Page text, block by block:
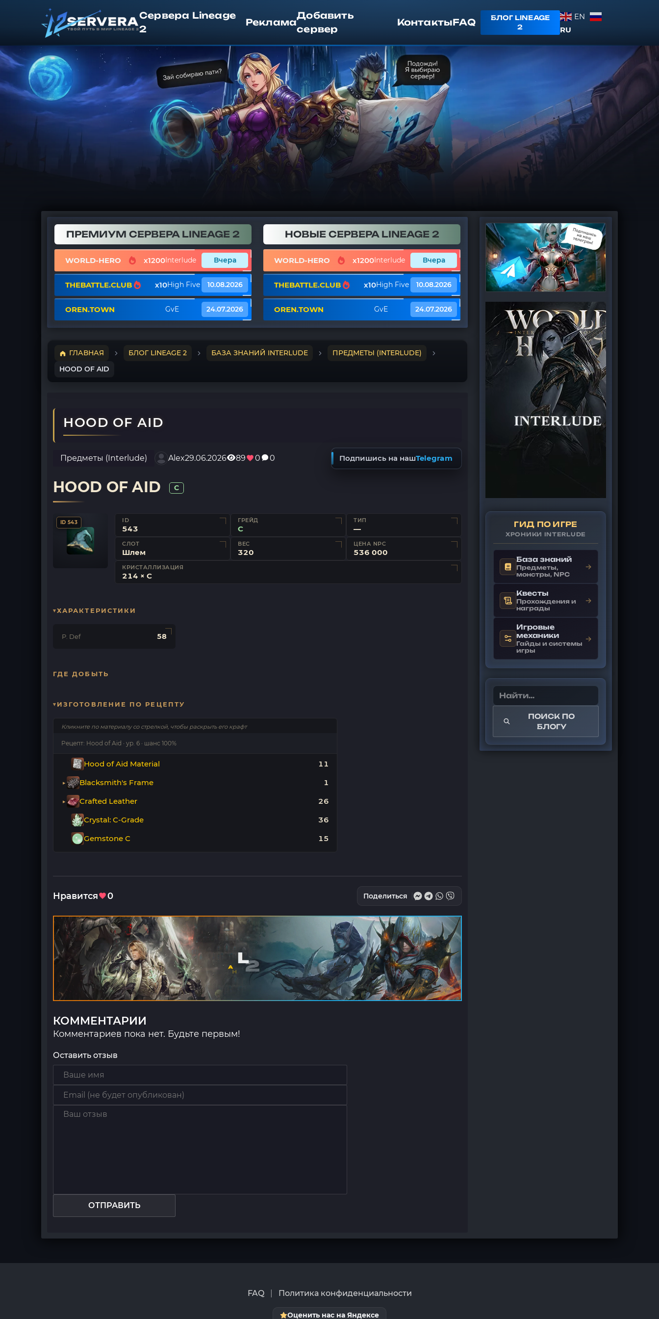
Сервера Lineage
2
Реклама
Добавить
сервер
КонтактыFAQ
БЛОГ LINEAGE
2
EN
RU
ПРЕМИУМ СЕРВЕРА LINEAGE 2
WORLD-HERO x1200Interlude Вчера
THEBATTLE.CLUB x10High Five 10.08.2026
OREN.TOWN GvE 24.07.2026
НОВЫЕ СЕРВЕРА LINEAGE 2
WORLD-HERO x1200Interlude Вчера
THEBATTLE.CLUB x10High Five 10.08.2026
OREN.TOWN GvE 24.07.2026
ГЛАВНАЯ БЛОГ LINEAGE 2 БАЗА ЗНАНИЙ INTERLUDE
ПРЕДМЕТЫ (INTERLUDE)
HOOD OF AID
HOOD OF AID
Предметы (Interlude) Alex29.06.2026 89 0 0 Подпишись на нашTelegram
HOOD OF AID C
ID 543 ID
543
ГРЕЙД
C
ТИП
—
СЛОТ
Шлем
ВЕС
320
ЦЕНА NPC
536 000
КРИСТАЛЛИЗАЦИЯ
214 × C
ХАРАКТЕРИСТИКИ
P. Def 58
ГДЕ ДОБЫТЬ
ИЗГОТОВЛЕНИЕ ПО РЕЦЕПТУ
Кликните по материалу со стрелкой, чтобы раскрыть его крафт
Рецепт: Hood of Aid · ур. 6 · шанс 100%
Hood of Aid Material 11
Blacksmith's Frame 1
Crafted Leather 26
Crystal: C-Grade 36
Gemstone C 15
Нравится 0 Поделиться
КОММЕНТАРИИ
Комментариев пока нет. Будьте первым!
Оставить отзыв
ОТПРАВИТЬ
ГИД ПО ИГРЕ
ХРОНИКИ INTERLUDE
База знаний
Предметы,
монстры, NPC
→
Квесты
Прохождения и
награды
→
Игровые
механики
Гайды и системы
игры
→
ПОИСК ПО
БЛОГУ
FAQ Политика конфиденциальности
Оценить нас на Яндексе